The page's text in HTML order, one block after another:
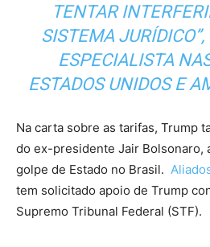
TENTAR
SISTEMA
ESPECIALISTA
ESTADOS UNIDOS E
Na carta sobre as tarifas, Trump
do ex-presidente Jair Bolsonaro,
golpe de Estado no Brasil.
tem solicitado apoio de Trump
Supremo Tribunal Federal (STF).